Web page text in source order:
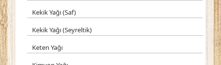
Kekik Yağı (Saf)
Kekik Yağı (Seyreltik)
Keten Yağı